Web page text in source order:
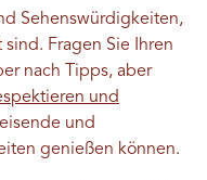
Sehenswürdigkeiten,
Fragen Sie Ihren
nach Tipps, aber
und
und
genießen können.